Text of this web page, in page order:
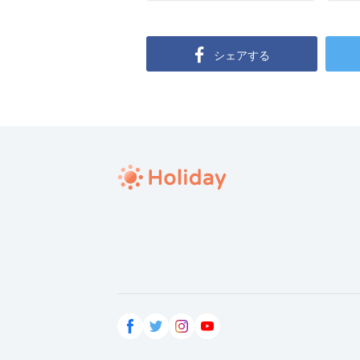
シェアする